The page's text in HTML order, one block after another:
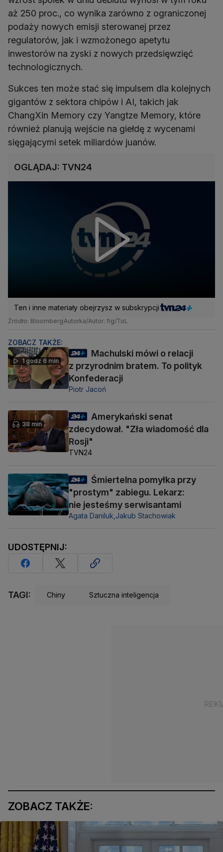
aż 250 proc., co wynika zarówno z ograniczonej
podaży nowych emisji sterowanej przez
regulatorów, jak i wzmożonego apetytu
inwestorów na zyski z nowych przedsięwzięć
technologicznych.
Sukces ten może stać się impulsem dla kolejnych
gigantów z sektora chipów i AI, takich jak
ChangXin Memory czy Yangtze Memory, które
również planują wejście na giełdę z wycenami
sięgającymi setek miliardów juanów.
OGLĄDAJ: TVN24
Ten i inne materiały obejrzysz w subskrypcji
Źródło: Bloomberg Autorka/Autor: fig/ToL
ZOBACZ TAKŻE:
1 godz 6 min
Machulski mówi o relacji
z przyrodnim bratem. To polityk
Konfederacji
Piotr Jacoń
38 min
Amerykański senat
zdecydował. "Zła wiadomość dla
Rosji"
TVN24
Śmiertelna pomyłka przy
"prostym" zabiegu. Lekarz:
nie jesteśmy serwisantami
Agata Daniluk, Jakub Stachowiak
UDOSTĘPNIJ:
TAGI: Chiny Sztuczna inteligencja
ZOBACZ TAKŻE: